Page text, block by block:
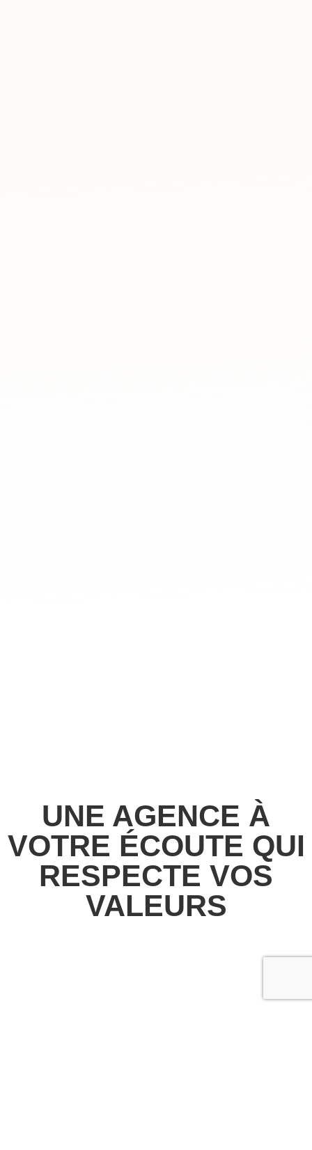
UNE AGENCE À
VOTRE ÉCOUTE QUI
RESPECTE VOS
VALEURS